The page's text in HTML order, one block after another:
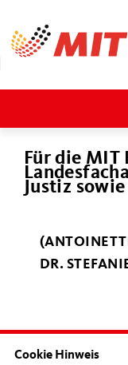
Für die MIT
Justiz
DR.
Cookie Hinweis